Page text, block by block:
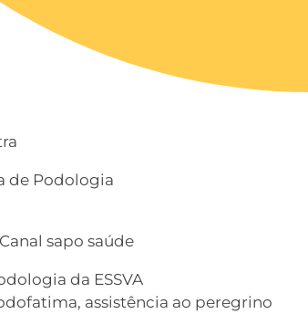
de Podologia
sapo saúde
da ESSVA
assistência ao peregrino